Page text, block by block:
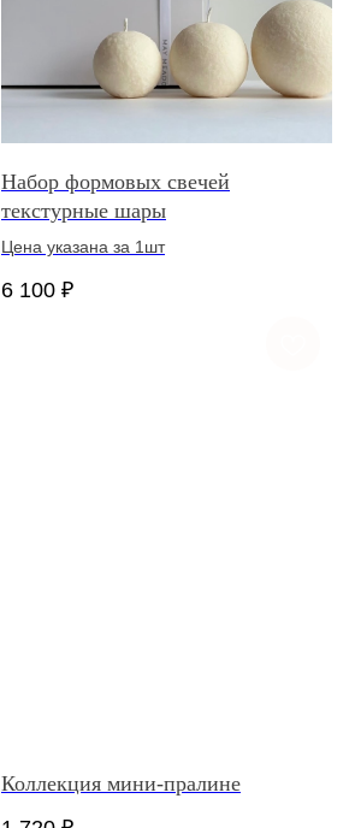
Набор формовых свечей
текстурные шары
Цена указана за 1шт
6 100 ₽
Коллекция мини-пралине